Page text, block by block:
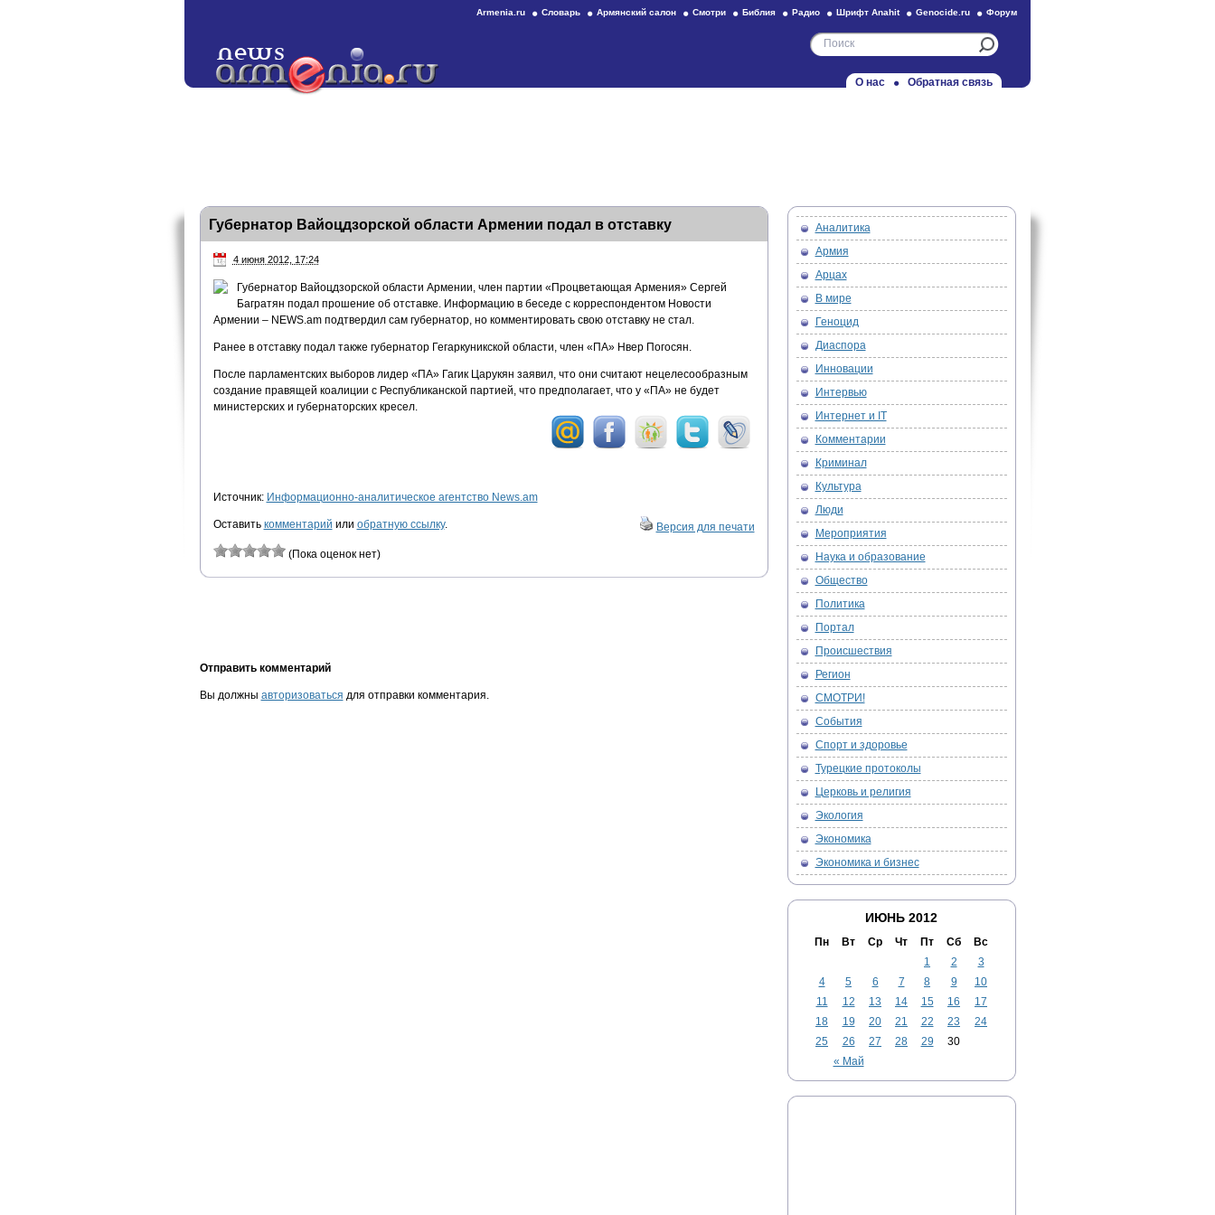
Armenia.ru Словарь Армянский салон Смотри Библия Радио Шрифт Anahit Genocide.ru Форум
О нас Обратная связь
Губернатор Вайоцдзорской области Армении подал в отставку
4 июня 2012, 17:24
Губернатор Вайоцдзорской области Армении, член партии «Процветающая Армения» Сергей
Багратян подал прошение об отставке. Информацию в беседе с корреспондентом Новости
Армении – NEWS.am подтвердил сам губернатор, но комментировать свою отставку не стал.
Ранее в отставку подал также губернатор Гегаркуникской области, член «ПА» Нвер Погосян.
После парламентских выборов лидер «ПА» Гагик Царукян заявил, что они считают нецелесообразным
создание правящей коалиции с Республиканской партией, что предполагает, что у «ПА» не будет
министерских и губернаторских кресел.
Источник: Информационно-аналитическое агентство News.am
Оставить комментарий или обратную ссылку. Версия для печати
(Пока оценок нет)
Отправить комментарий
Вы должны авторизоваться для отправки комментария.
Аналитика
Армия
Арцах
В мире
Геноцид
Диаспора
Инновации
Интервью
Интернет и IT
Комментарии
Криминал
Культура
Люди
Мероприятия
Наука и образование
Общество
Политика
Портал
Происшествия
Регион
СМОТРИ!
События
Спорт и здоровье
Турецкие протоколы
Церковь и религия
Экология
Экономика
Экономика и бизнес
ИЮНЬ 2012
Пн Вт Ср Чт Пт Сб Вс
« Май
1 2
3
4
5 6 7 8 9
10
11
12 13 14 15 16
17
18
19 20 21 22 23
24
25
26 27 28 29 30